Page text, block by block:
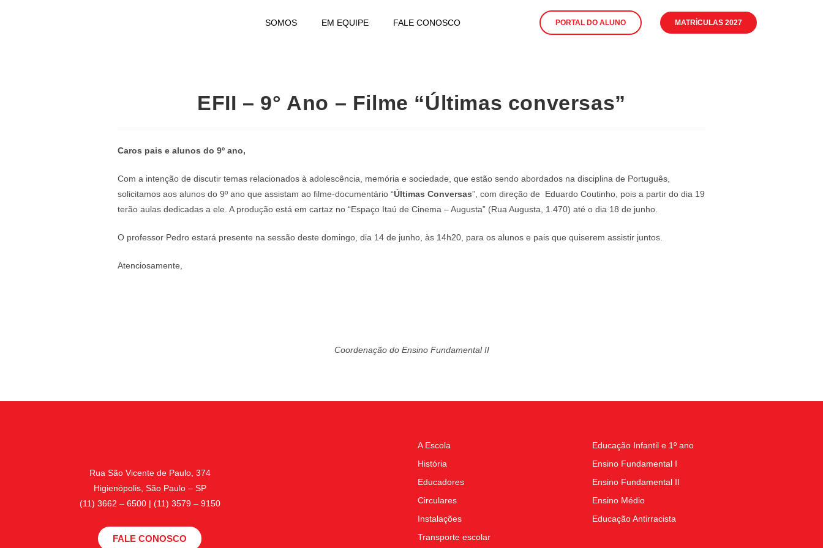
SOMOS EM EQUIPE FALE CONOSCO PORTAL DO ALUNO MATRÍCULAS 2027
EFII – 9° Ano – Filme “Últimas conversas”
Caros pais e alunos do 9º ano,
Com a intenção de discutir temas relacionados à adolescência, memória e sociedade, que estão sendo abordados na disciplina de Português,
solicitamos aos alunos do 9º ano que assistam ao filme-documentário “Últimas Conversas”, com direção de Eduardo Coutinho, pois a partir do dia 19
terão aulas dedicadas a ele. A produção está em cartaz no “Espaço Itaú de Cinema – Augusta” (Rua Augusta, 1.470) até o dia 18 de junho.
O professor Pedro estará presente na sessão deste domingo, dia 14 de junho, às 14h20, para os alunos e pais que quiserem assistir juntos.
Atenciosamente,
Coordenação do Ensino Fundamental II
Rua São Vicente de Paulo, 374
Higienópolis, São Paulo – SP
(11) 3662 – 6500 | (11) 3579 – 9150
FALE CONOSCO
A Escola
História
Educadores
Circulares
Instalações
Transporte escolar
Educação Infantil e 1º ano
Ensino Fundamental I
Ensino Fundamental II
Ensino Médio
Educação Antirracista